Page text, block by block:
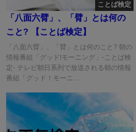
ことば検定
「八面六臂」、「臂」とは何の
こと? 【ことば検定】
「八面六臂」、「臂」とは何のこと? 朝の
情報番組「グッド!モーニング」-ことば検
定- テレビ朝日系列で放送される朝の情報
番組「グッド！モーニ...